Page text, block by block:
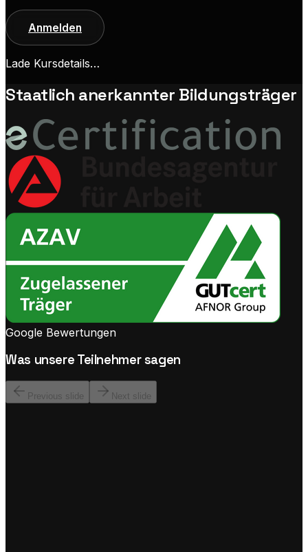
Anmelden
Lade Kursdetails…
Staatlich anerkannter Bildungsträger
Google Bewertungen
Was unsere Teilnehmer sagen
Previous slide Next slide